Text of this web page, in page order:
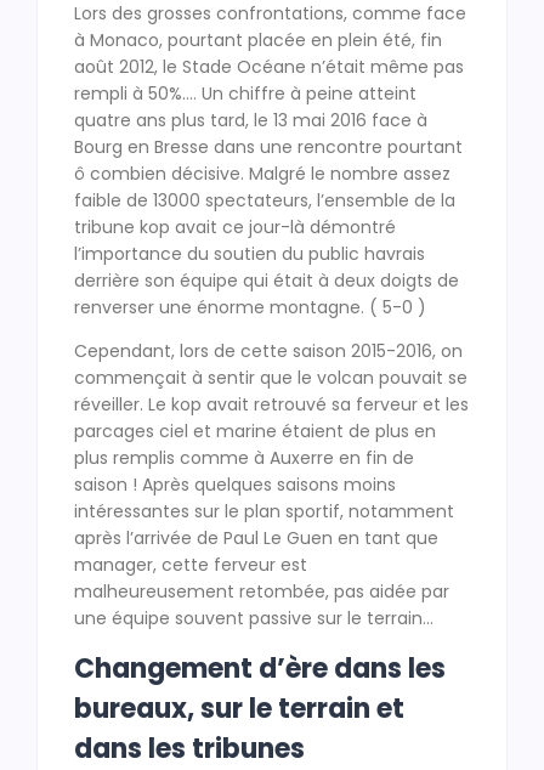
Lors des grosses confrontations, comme face
à Monaco, pourtant placée en plein été, fin
août 2012, le Stade Océane n’était même pas
rempli à 50%…. Un chiffre à peine atteint
quatre ans plus tard, le 13 mai 2016 face à
Bourg en Bresse dans une rencontre pourtant
ô combien décisive. Malgré le nombre assez
faible de 13000 spectateurs, l’ensemble de la
tribune kop avait ce jour-là démontré
l’importance du soutien du public havrais
derrière son équipe qui était à deux doigts de
renverser une énorme montagne. ( 5-0 )
Cependant, lors de cette saison 2015-2016, on
commençait à sentir que le volcan pouvait se
réveiller. Le kop avait retrouvé sa ferveur et les
parcages ciel et marine étaient de plus en
plus remplis comme à Auxerre en fin de
saison ! Après quelques saisons moins
intéressantes sur le plan sportif, notamment
après l’arrivée de Paul Le Guen en tant que
manager, cette ferveur est
malheureusement retombée, pas aidée par
une équipe souvent passive sur le terrain…
Changement d’ère dans les
bureaux, sur le terrain et
dans les tribunes